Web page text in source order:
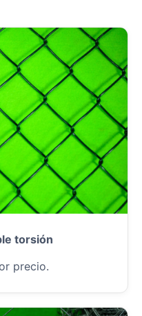
torsión
precio.